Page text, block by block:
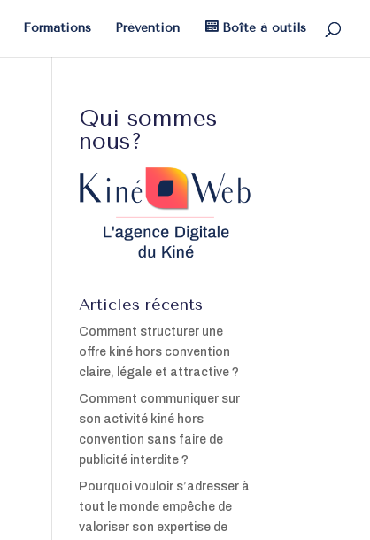
Formations Prévention Boîte à outils
Qui sommes
nous?
Articles récents
Comment structurer une
offre kiné hors convention
claire, légale et attractive ?
Comment communiquer sur
son activité kiné hors
convention sans faire de
publicité interdite ?
Pourquoi vouloir s’adresser à
tout le monde empêche de
valoriser son expertise de